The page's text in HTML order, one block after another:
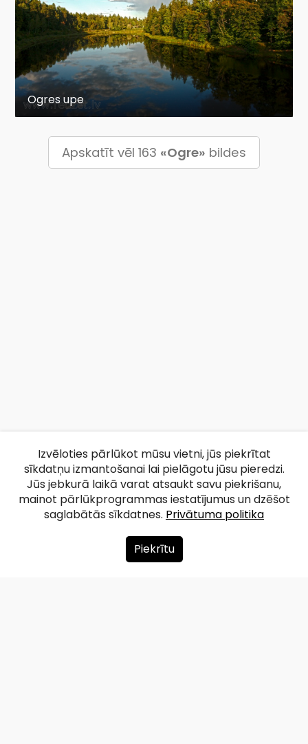
Ogres upe
Apskatīt vēl 163 «Ogre» bildes
Par mums
Izvēloties pārlūkot mūsu vietni, jūs piekrītat
sīkdatņu izmantošanai lai pielāgotu jūsu pieredzi.
Jūs jebkurā laikā varat atsaukt savu piekrišanu,
mainot pārlūkprogrammas iestatījumus un dzēšot
saglabātās sīkdatnes. Privātuma politika
Piekrītu